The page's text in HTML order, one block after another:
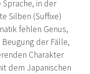
in der
Silben (Suffixe)
fehlen Genus,
der Fälle,
Charakter
dem Japanischen